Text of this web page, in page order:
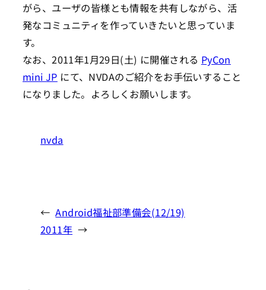
がら、ユーザの皆様とも情報を共有しながら、活
発なコミュニティを作っていきたいと思っていま
す。
なお、2011年1月29日(土) に開催される PyCon
mini JP にて、NVDAのご紹介をお手伝いすること
になりました。よろしくお願いします。
nvda
← Android福祉部準備会(12/19)
2011年 →